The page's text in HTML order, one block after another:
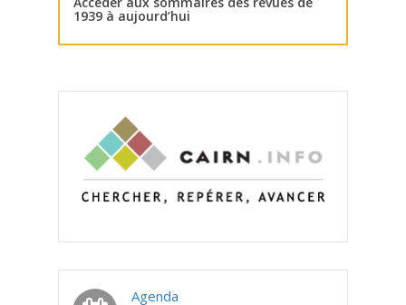
1939 à aujourd’hui
Agenda